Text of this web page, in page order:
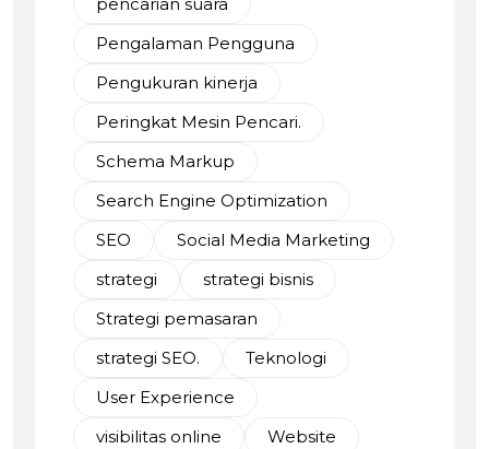
Pengalaman Pengguna
Pengukuran kinerja
Peringkat Mesin Pencari.
Schema Markup
Search Engine Optimization
SEO
Social Media Marketing
strategi
strategi bisnis
Strategi pemasaran
strategi SEO.
Teknologi
User Experience
visibilitas online
Website